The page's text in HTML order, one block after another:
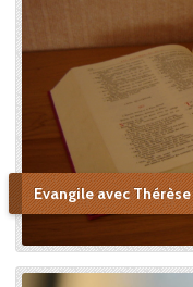
Evangile avec Thérèse